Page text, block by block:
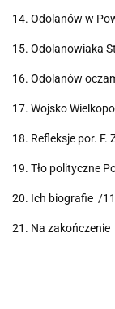
14. Odolanów w
15. Odolanowiaka
16. Odolanów
17. Wojsko
18. Refleksje por.
19. Tło polityczne
20. Ich biografie /
21. Na